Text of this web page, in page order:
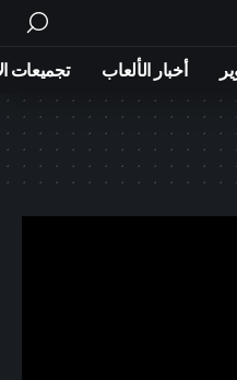
أخبار الألعاب تجميعات